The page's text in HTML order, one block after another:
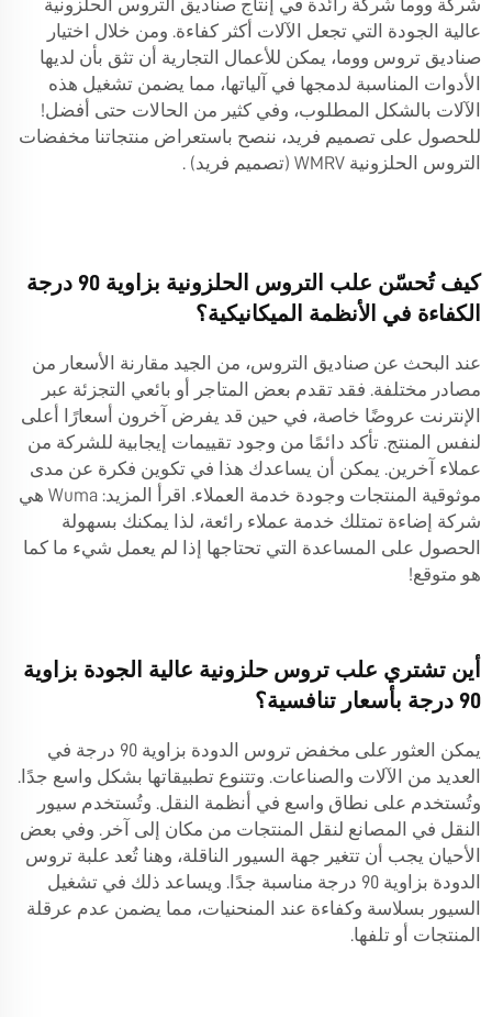
شركة ووما شركة رائدة في إنتاج صناديق التروس الحلزونية
عالية الجودة التي تجعل الآلات أكثر كفاءة. ومن خلال اختيار
صناديق تروس ووما، يمكن للأعمال التجارية أن تثق بأن لديها
الأدوات المناسبة لدمجها في آلياتها، مما يضمن تشغيل هذه
الآلات بالشكل المطلوب، وفي كثير من الحالات حتى أفضل!
للحصول على تصميم فريد، ننصح باستعراض منتجاتنا مخفضات
التروس الحلزونية WMRV (تصميم فريد)
.
كيف تُحسّن علب التروس الحلزونية بزاوية 90 درجة
الكفاءة في الأنظمة الميكانيكية؟
عند البحث عن صناديق التروس، من الجيد مقارنة الأسعار من
مصادر مختلفة. فقد تقدم بعض المتاجر أو بائعي التجزئة عبر
الإنترنت عروضًا خاصة، في حين قد يفرض آخرون أسعارًا أعلى
لنفس المنتج. تأكد دائمًا من وجود تقييمات إيجابية للشركة من
عملاء آخرين. يمكن أن يساعدك هذا في تكوين فكرة عن مدى
موثوقية المنتجات وجودة خدمة العملاء. اقرأ المزيد: Wuma هي
شركة إضاءة تمتلك خدمة عملاء رائعة، لذا يمكنك بسهولة
الحصول على المساعدة التي تحتاجها إذا لم يعمل شيء ما كما
هو متوقع!
أين تشتري علب تروس حلزونية عالية الجودة بزاوية
90 درجة بأسعار تنافسية؟
يمكن العثور على مخفض تروس الدودة بزاوية 90 درجة في
العديد من الآلات والصناعات. وتتنوع تطبيقاتها بشكل واسع جدًا.
وتُستخدم على نطاق واسع في أنظمة النقل. وتُستخدم سيور
النقل في المصانع لنقل المنتجات من مكان إلى آخر. وفي بعض
الأحيان يجب أن تتغير جهة السيور الناقلة، وهنا تُعد علبة تروس
الدودة بزاوية 90 درجة مناسبة جدًا. ويساعد ذلك في تشغيل
السيور بسلاسة وكفاءة عند المنحنيات، مما يضمن عدم عرقلة
المنتجات أو تلفها.